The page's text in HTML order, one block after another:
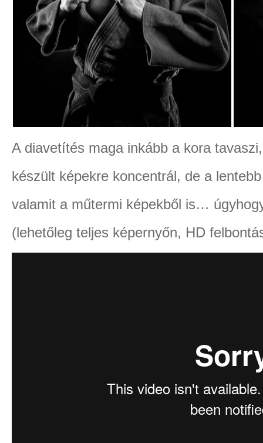
A diavetítés maga inkább a kora
készült képekre koncentrál, de a
valamit a műtermi képekből is…
(lehetőleg teljes képernyőn, HD